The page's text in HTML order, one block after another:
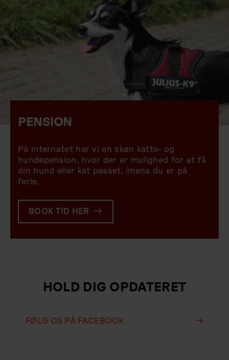
PENSION
På internatet har vi en skøn katte- og
hundepension, hvor der er mulighed for at få
din hund eller kat passet, imens du er på
ferie.
BOOK TID HER
HOLD DIG OPDATERET
FØLG OS PÅ FACEBOOK